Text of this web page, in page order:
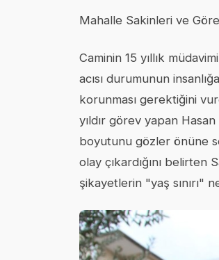
Mahalle Sakinleri ve
Caminin 15 yıllık
acısı durumunun
korunması gerektiğini
yıldır görev yapan
boyutunu gözler önüne
olay çıkardığını belirten
şikayetlerin "yaş sınırı"